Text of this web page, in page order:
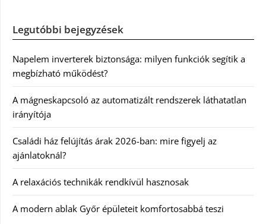
Legutóbbi bejegyzések
Napelem inverterek biztonsága: milyen funkciók segítik a
megbízható működést?
A mágneskapcsoló az automatizált rendszerek láthatatlan
irányítója
Családi ház felújítás árak 2026-ban: mire figyelj az
ajánlatoknál?
A relaxációs technikák rendkívül hasznosak
A modern ablak Győr épületeit komfortosabbá teszi